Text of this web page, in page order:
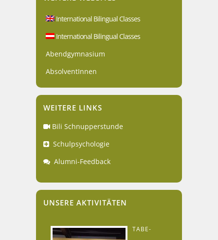
International Bilingual Classes
International Bilingual Classes
Abendgymnasium
AbsolventInnen
WEITERE LINKS
Bili Schnupperstunde
Schulpsychologie
Alumni-Feedback
UNSERE AKTIVITÄTEN
TABE-